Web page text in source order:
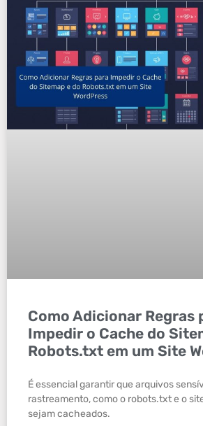
Como Adicionar Regras
Impedir o Cache do
Robots.txt em um Site
É essencial garantir que arquivos
rastreamento, como o robots.txt e o
sejam cacheados.